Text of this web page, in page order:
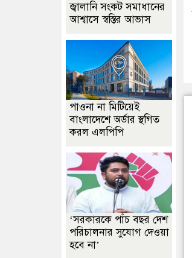
জ্বালানি সংকট সমাধানের
আশ্বাসে স্বস্তির আভাস
পাওনা না মিটিয়েই
বাংলাদেশে অর্ডার স্থগিত
করল এলপিপি
‘সরকারকে পাঁচ বছর দেশ
পরিচালনার সুযোগ দেওয়া
হবে না’